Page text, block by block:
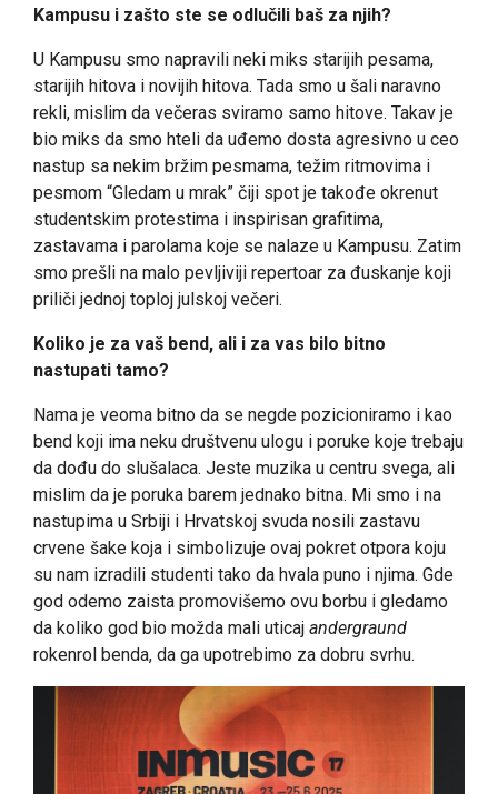
Kampusu i zašto ste se odlučili baš za njih?
U Kampusu smo napravili neki miks starijih pesama,
starijih hitova i novijih hitova. Tada smo u šali naravno
rekli, mislim da večeras sviramo samo hitove. Takav je
bio miks da smo hteli da uđemo dosta agresivno u ceo
nastup sa nekim bržim pesmama, težim ritmovima i
pesmom “Gledam u mrak” čiji spot je takođe okrenut
studentskim protestima i inspirisan grafitima,
zastavama i parolama koje se nalaze u Kampusu. Zatim
smo prešli na malo pevljiviji repertoar za đuskanje koji
priliči jednoj toploj julskoj večeri.
Koliko je za vaš bend, ali i za vas bilo bitno
nastupati tamo?
Nama je veoma bitno da se negde pozicioniramo i kao
bend koji ima neku društvenu ulogu i poruke koje trebaju
da dođu do slušalaca. Jeste muzika u centru svega, ali
mislim da je poruka barem jednako bitna. Mi smo i na
nastupima u Srbiji i Hrvatskoj svuda nosili zastavu
crvene šake koja i simbolizuje ovaj pokret otpora koju
su nam izradili studenti tako da hvala puno i njima. Gde
god odemo zaista promovišemo ovu borbu i gledamo
da koliko god bio možda mali uticaj andergraund
rokenrol benda, da ga upotrebimo za dobru svrhu.